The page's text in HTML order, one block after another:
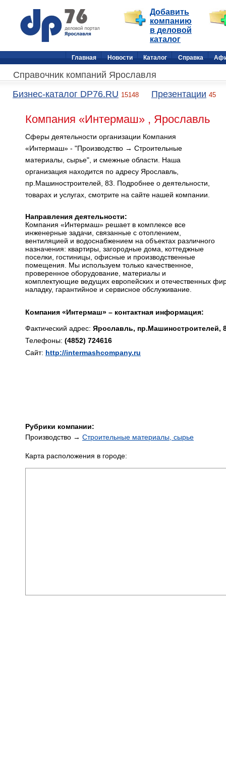
Добавить
компанию
в деловой
каталог
Главная Новости Каталог Справка
Справочник компаний Ярославля
Бизнес-каталог DP76.RU 15148 Презентации 45
Компания «Интермаш» , Ярославль
Сферы деятельности организации Компания
«Интермаш» - "Производство → Строительные
материалы, сырье", и смежные области. Наша
организация находится по адресу Ярославль,
пр.Машиностроителей, 83. Подробнее о деятельности,
товарах и услугах, смотрите на сайте нашей компании.
Направления деятельности:
Компания «Интермаш» решает в комплексе все
инженерные задачи, связанные с отоплением,
вентиляцией и водоснабжением на объектах различного
назначения: квартиры, загородные дома, коттеджные
поселки, гостиницы, офисные и производственные
помещения. Мы используем только качественное,
проверенное оборудование, материалы и
комплектующие ведущих европейских и отечественных
наладку, гарантийное и сервисное обслуживание.
Компания «Интермаш» – контактная информация:
Фактический адрес: Ярославль, пр.Машиностроителей,
Телефоны: (4852) 724616
Сайт: http://intermashcompany.ru
Рубрики компании:
Производство → Строительные материалы, сырье
Карта расположения в городе: